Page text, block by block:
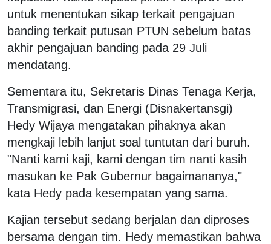
untuk menentukan sikap terkait pengajuan
banding terkait putusan PTUN sebelum batas
akhir pengajuan banding pada 29 Juli
mendatang.
Sementara itu, Sekretaris Dinas Tenaga Kerja,
Transmigrasi, dan Energi (Disnakertansgi)
Hedy Wijaya mengatakan pihaknya akan
mengkaji lebih lanjut soal tuntutan dari buruh.
"Nanti kami kaji, kami dengan tim nanti kasih
masukan ke Pak Gubernur bagaimananya,"
kata Hedy pada kesempatan yang sama.
Kajian tersebut sedang berjalan dan diproses
bersama dengan tim. Hedy memastikan bahwa